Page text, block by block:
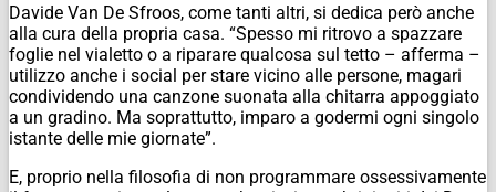
Davide Van De Sfroos, come tanti altri, si dedica però anche
alla cura della propria casa. “Spesso mi ritrovo a spazzare
foglie nel vialetto o a riparare qualcosa sul tetto – afferma –
utilizzo anche i social per stare vicino alle persone, magari
condividendo una canzone suonata alla chitarra appoggiato
a un gradino. Ma soprattutto, imparo a godermi ogni singolo
istante delle mie giornate”.
E, proprio nella filosofia di non programmare ossessivamente